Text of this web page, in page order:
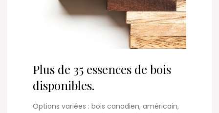
Plus de 35 essences de bois
disponibles.
Options variées : bois canadien, américain,